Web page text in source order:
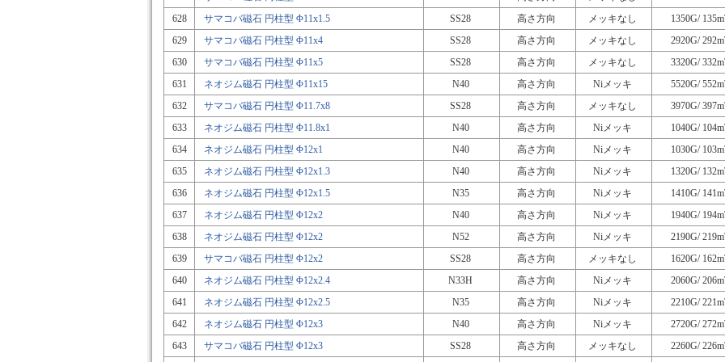
628
サマコバ磁石 円柱型 Φ11x1.5 SS28 高さ方向 メッキなし
1350G/
629
サマコバ磁石 円柱型 Φ11x4 SS28 高さ方向 メッキなし
2920G/
630
サマコバ磁石 円柱型 Φ11x5 SS28 高さ方向 メッキなし
3320G/
631
ネオジム磁石 円柱型 Φ11x15 N40 高さ方向 Niメッキ
5520G/
632
サマコバ磁石 円柱型 Φ11.7x8 SS28 高さ方向 メッキなし
3970G/
633
ネオジム磁石 円柱型 Φ11.8x1 N40 高さ方向 Niメッキ
1040G/
634
ネオジム磁石 円柱型 Φ12x1 N40 高さ方向 Niメッキ
1030G/
635
ネオジム磁石 円柱型 Φ12x1.3 N40 高さ方向 Niメッキ
1320G/
636
ネオジム磁石 円柱型 Φ12x1.5 N35 高さ方向 Niメッキ
1410G/
637
ネオジム磁石 円柱型 Φ12x2 N40 高さ方向 Niメッキ
1940G/
638
ネオジム磁石 円柱型 Φ12x2 N52 高さ方向 Niメッキ
2190G/
639
サマコバ磁石 円柱型 Φ12x2 SS28 高さ方向 メッキなし
1620G/
640
ネオジム磁石 円柱型 Φ12x2.4 N33H 高さ方向 Niメッキ
2060G/
641
ネオジム磁石 円柱型 Φ12x2.5 N35 高さ方向 Niメッキ
2210G/
642
ネオジム磁石 円柱型 Φ12x3 N40 高さ方向 Niメッキ
2720G/
643
サマコバ磁石 円柱型 Φ12x3 SS28 高さ方向 メッキなし 2260G/